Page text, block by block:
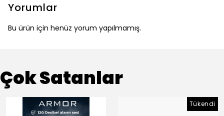
Yorumlar
Bu ürün için henüz yorum yapılmamış.
Çok Satanlar
Tükendi